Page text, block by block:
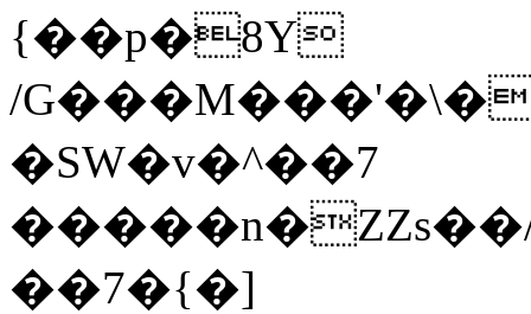
{��p�8Y
/
�SW�v�^��7
��7�{�]